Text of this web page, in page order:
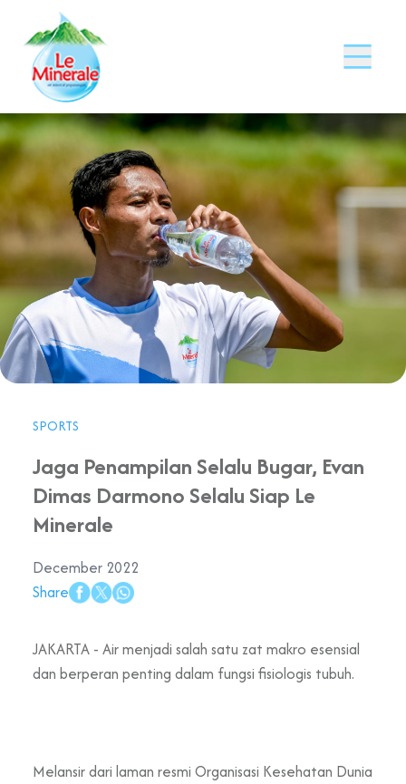
SPORTS
Jaga Penampilan Selalu Bugar, Evan
Dimas Darmono Selalu Siap Le
Minerale
December 2022
Share
JAKARTA - Air menjadi salah satu zat makro esensial
dan berperan penting dalam fungsi fisiologis tubuh.
Melansir dari laman resmi Organisasi Kesehatan Dunia